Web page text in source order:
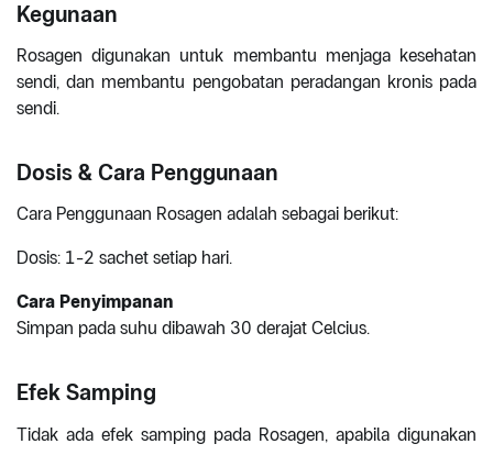
Kegunaan
Rosagen digunakan untuk membantu menjaga kesehatan
sendi, dan membantu pengobatan peradangan kronis pada
sendi.
Dosis & Cara Penggunaan
Cara Penggunaan Rosagen adalah sebagai berikut:
Dosis: 1-2 sachet setiap hari.
Cara Penyimpanan
Simpan pada suhu dibawah 30 derajat Celcius.
Efek Samping
Tidak ada efek samping pada Rosagen, apabila digunakan